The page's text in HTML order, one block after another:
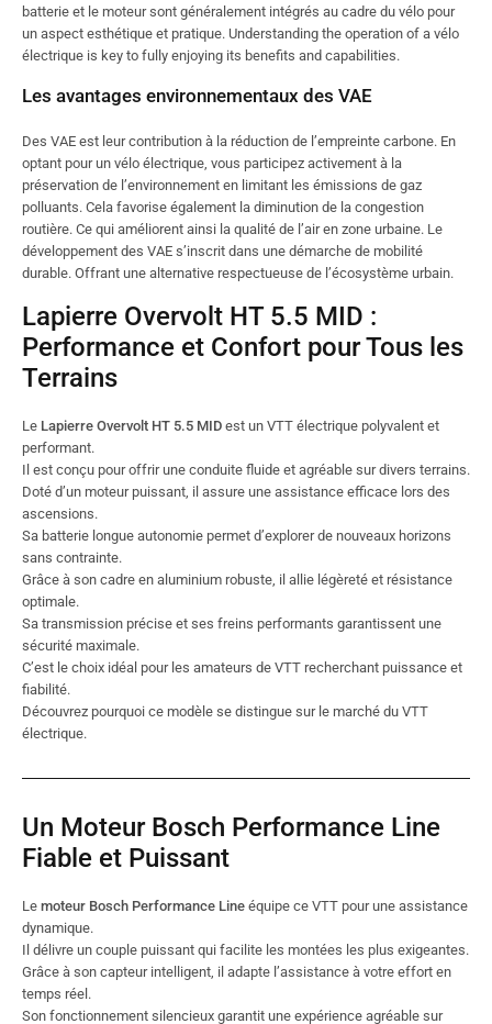
batterie et le moteur sont généralement intégrés au cadre du vélo pour
un aspect esthétique et pratique. Understanding the operation of a vélo
électrique is key to fully enjoying its benefits and capabilities.
Les avantages environnementaux des VAE
Des VAE est leur contribution à la réduction de l’empreinte carbone. En
optant pour un vélo électrique, vous participez activement à la
préservation de l’environnement en limitant les émissions de gaz
polluants. Cela favorise également la diminution de la congestion
routière. Ce qui améliorent ainsi la qualité de l’air en zone urbaine. Le
développement des VAE s’inscrit dans une démarche de mobilité
durable. Offrant une alternative respectueuse de l’écosystème urbain.
Lapierre Overvolt HT 5.5 MID :
Performance et Confort pour Tous les
Terrains
Le Lapierre Overvolt HT 5.5 MID est un VTT électrique polyvalent et
performant.
Il est conçu pour offrir une conduite fluide et agréable sur divers terrains.
Doté d’un moteur puissant, il assure une assistance efficace lors des
ascensions.
Sa batterie longue autonomie permet d’explorer de nouveaux horizons
sans contrainte.
Grâce à son cadre en aluminium robuste, il allie légèreté et résistance
optimale.
Sa transmission précise et ses freins performants garantissent une
sécurité maximale.
C’est le choix idéal pour les amateurs de VTT recherchant puissance et
fiabilité.
Découvrez pourquoi ce modèle se distingue sur le marché du VTT
électrique.
Un Moteur Bosch Performance Line
Fiable et Puissant
Le moteur Bosch Performance Line équipe ce VTT pour une assistance
dynamique.
Il délivre un couple puissant qui facilite les montées les plus exigeantes.
Grâce à son capteur intelligent, il adapte l’assistance à votre effort en
temps réel.
Son fonctionnement silencieux garantit une expérience agréable sur